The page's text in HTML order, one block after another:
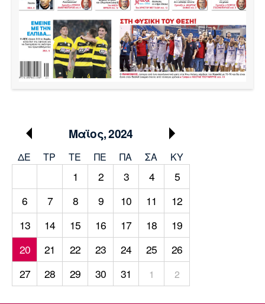
Πολιτισμός
Τραγούδια
Cine Spot
Running
Πρόγραμμα TV
Ιωνικός Κηφισιά Πανσερραϊκός
Μπαρτσελόνα
Ρεάλ
Ατλέτικο
Μάντσεστερ
Τσέλσι Άρσεναλ
Λίβερπουλ
Μάντσεστερ
Σίτι
Γιουβέντους
Μαϊος, 2024
ΔΕ ΤΡ TΕ ΠΕ ΠΑ ΣΑ ΚΥ
1 2 3 4
5
6
7 8 9 10 11
12
13
14 15 16 17 18
19
20
21 22 23 24 25
26
27
28 29 30 31 1 2